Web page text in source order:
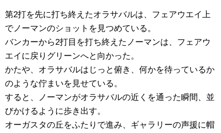
第2打を先に打ち終えたオラサバルは、フェアウエイ上
でノーマンのショットを見つめている。
バンカーから2打目を打ち終えたノーマンは、フェアウ
エイに戻りグリーンへと向かった。
かたや、オラサバルはじっと俯き、何かを待っているか
のような佇まいを見せている。
すると、ノーマンがオラサバルの近くを通った瞬間、並
びかけるように歩き出す。
オーガスタの丘をふたりで進み、ギャラリーの声援に帽